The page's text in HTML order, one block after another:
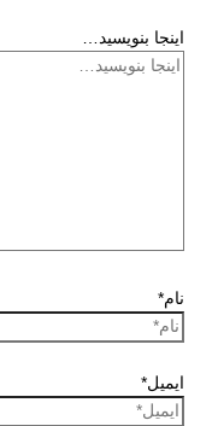
اینجا بنویسید…
نام*
ایمیل*